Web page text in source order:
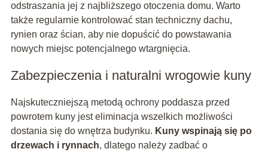
odstraszania jej z najbliższego otoczenia domu. Warto
także regularnie kontrolować stan techniczny dachu,
rynien oraz ścian, aby nie dopuścić do powstawania
nowych miejsc potencjalnego wtargnięcia.
Zabezpieczenia i naturalni wrogowie kuny
Najskuteczniejszą metodą ochrony poddasza przed
powrotem kuny jest eliminacja wszelkich możliwości
dostania się do wnętrza budynku. Kuny wspinają się po
drzewach i rynnach, dlatego należy zadbać o